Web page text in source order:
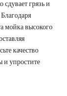
грязь и
мойка высокого
качество
упростите